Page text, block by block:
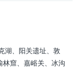
湖、阳关遗址、敦
窟、嘉峪关、冰沟